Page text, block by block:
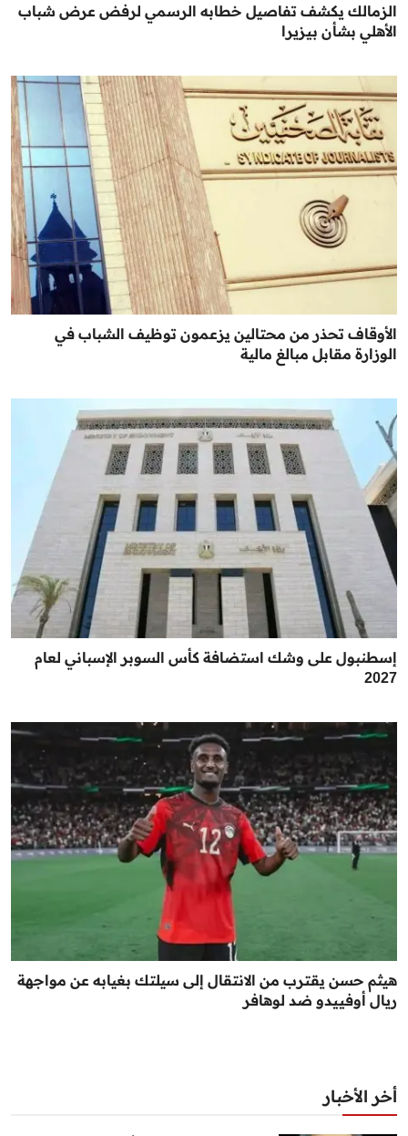
الزمالك يكشف تفاصيل خطابه الرسمي لرفض عرض شباب
الأهلي بشأن بيزيرا
الأوقاف تحذر من محتالين يزعمون توظيف الشباب في
الوزارة مقابل مبالغ مالية
إسطنبول على وشك استضافة كأس السوبر الإسباني لعام
2027
هيثم حسن يقترب من الانتقال إلى سيلتك بغيابه عن مواجهة
ريال أوفييدو ضد لوهافر
أخر الأخبار